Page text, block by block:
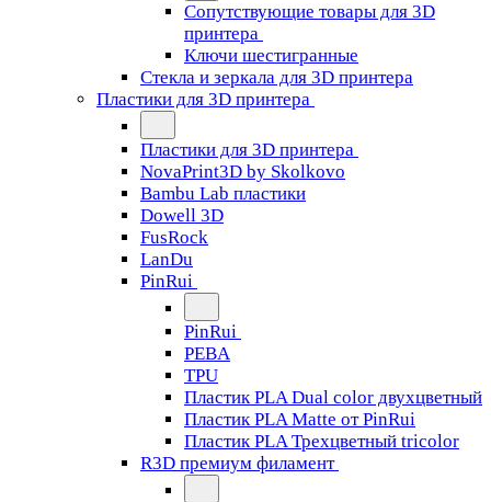
Сопутствующие товары для 3D
принтера
Ключи шестигранные
Стекла и зеркала для 3D принтера
Пластики для 3D принтера
Пластики для 3D принтера
NovaPrint3D by Skolkovo
Bambu Lab пластики
Dowell 3D
FusRock
LanDu
PinRui
PinRui
PEBA
TPU
Пластик PLA Dual color двухцветный
Пластик PLA Matte от PinRui
Пластик PLA Трехцветный tricolor
R3D премиум филамент